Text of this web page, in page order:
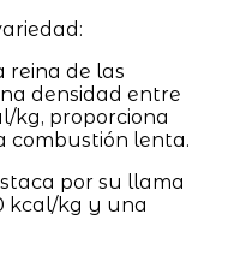
reina de las
densidad entre
kg, proporciona
combustión lenta.
por su llama
kcal/kg y una